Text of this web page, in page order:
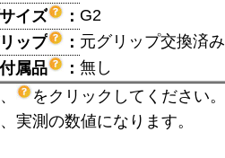
イズ
： G2
ップ
： 元グリップ交換済み
付属品
： 無し
をクリックしてください。
実測の数値になります。